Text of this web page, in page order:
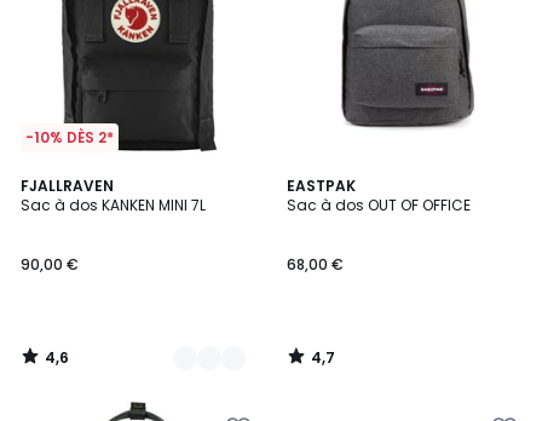
-10% DÈS 2*
FJALLRAVEN
Sac à dos KANKEN MINI 7L
90,00 €
4,6
/ 5
4
Couleurs
4,6
/
EASTPAK
Sac à dos OUT OF OFFICE
68,00 €
4,7
/ 5
4,7
/